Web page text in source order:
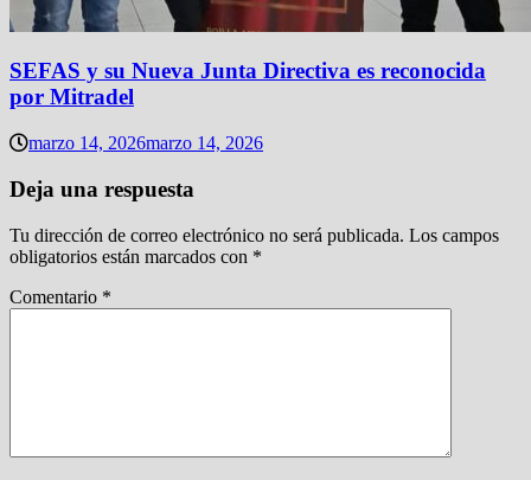
SEFAS y su Nueva Junta Directiva es reconocida
por Mitradel
marzo 14, 2026marzo 14, 2026
Deja una respuesta
Tu dirección de correo electrónico no será publicada. Los campos
obligatorios están marcados con *
Comentario *